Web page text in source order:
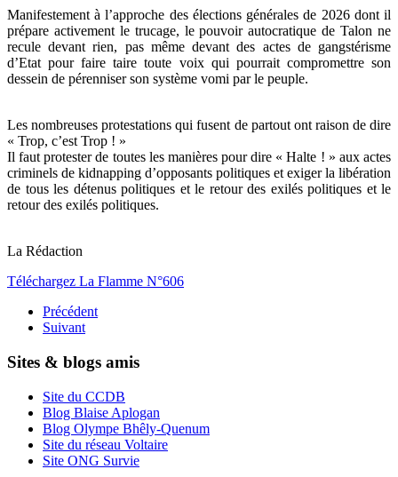
Manifestement à l’approche des élections générales de 2026 dont il
prépare activement le trucage, le pouvoir autocratique de Talon ne
recule devant rien, pas même devant des actes de gangstérisme
d’Etat pour faire taire toute voix qui pourrait compromettre son
dessein de pérenniser son système vomi par le peuple.
Les nombreuses protestations qui fusent de partout ont raison de dire
« Trop, c’est Trop ! »
Il faut protester de toutes les manières pour dire « Halte ! » aux actes
criminels de kidnapping d’opposants politiques et exiger la libération
de tous les détenus politiques et le retour des exilés politiques et le
retour des exilés politiques.
La Rédaction
Téléchargez La Flamme N°606
Précédent
Suivant
Sites & blogs amis
Site du CCDB
Blog Blaise Aplogan
Blog Olympe Bhêly-Quenum
Site du réseau Voltaire
Site ONG Survie